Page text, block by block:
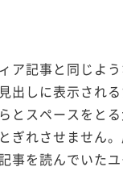
ア記事と同じよ
出しに表示され
とスペースをと
ぎれさせません
事を読んでいた